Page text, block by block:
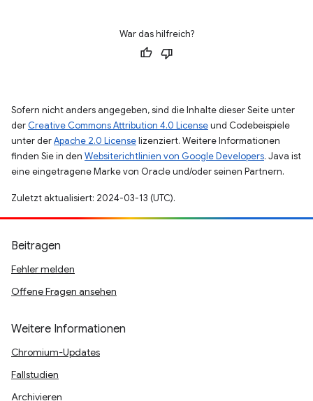
War das hilfreich?
Sofern nicht anders angegeben, sind die Inhalte dieser Seite unter
der Creative Commons Attribution 4.0 Licenseund Codebeispiele
unter derApache 2.0 Licenselizenziert. Weitere Informationen
finden Sie in den Websiterichtlinien von Google Developers. Java ist
eine eingetragene Marke von Oracle und/oder seinen Partnern.
Zuletzt aktualisiert: 2024-03-13 (UTC).
Beitragen
Fehler melden
Offene Fragen ansehen
Weitere Informationen
Chromium-Updates
Fallstudien
Archivieren